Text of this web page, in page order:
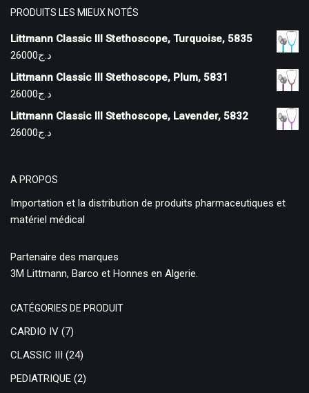
PRODUITS LES MIEUX NOTÉS
Littmann Classic III Stethoscope, Turquoise, 5835
د.ج26000
Littmann Classic III Stethoscope, Plum, 5831
د.ج26000
Littmann Classic III Stethoscope, Lavender, 5832
د.ج26000
A PROPOS
Importation et la distribution de produits pharmaceutiques et
matériel médical
Partenaire des marques
3M Littmann, Barco et Honnes en Algerie.
CATÉGORIES DE PRODUIT
CARDIO IV (7)
CLASSIC III (24)
PEDIATRIQUE (2)